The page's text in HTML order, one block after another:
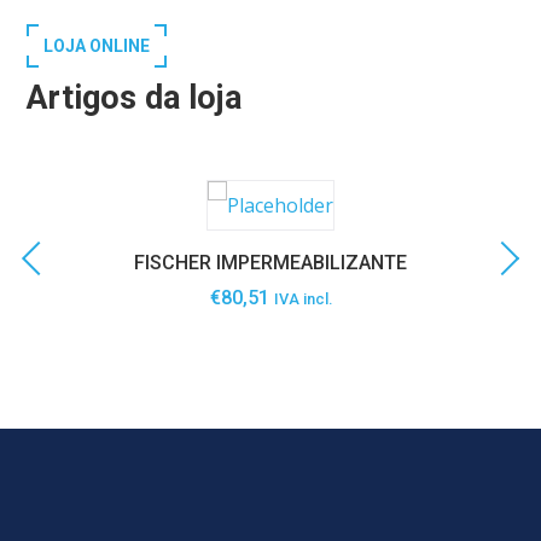
LOJA ONLINE
Artigos da loja
FISCHER IMPERMEABILIZANTE
€80,51 IVA incl.
SABER MAIS